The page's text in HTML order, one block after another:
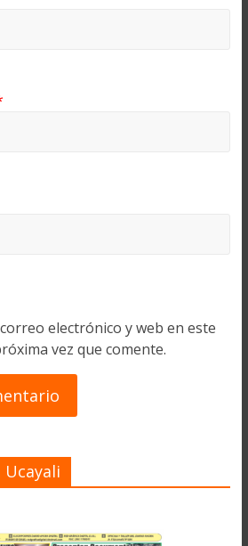
electrónico y web en este
vez que comente.